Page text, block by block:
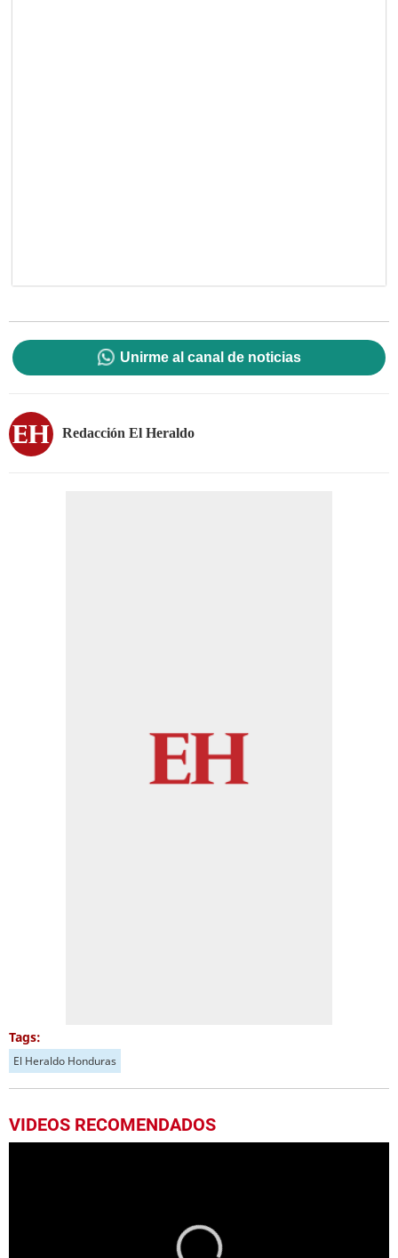
Unirme al canal de noticias
Redacción El Heraldo
Tags:
El Heraldo Honduras
VIDEOS RECOMENDADOS